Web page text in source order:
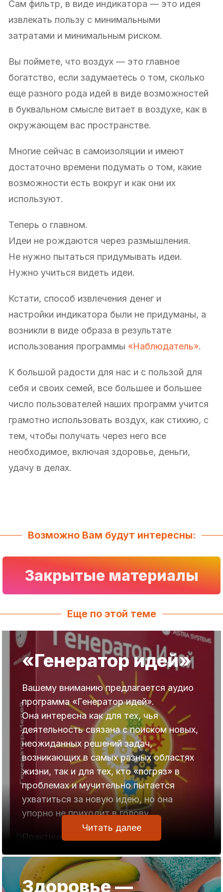
Сам фильтр, в виде индикатора — это идея
извлекать пользу с минимальными
затратами и минимальным риском.
Вы поймете, что воздух — это главное
богатство, если задумаетесь о том, сколько
еще разного рода идей в виде возможностей
в буквальном смысле витает в воздухе, как в
окружающем вас пространстве.
Многие сейчас в самоизоляции и имеют
достаточно времени подумать о том, какие
возможности есть вокруг и как они их
используют.
Теперь о главном.
Идеи не рождаются через размышления.
Не нужно пытаться придумывать идеи.
Нужно учиться видеть идеи.
Кстати, способ извлечения денег и
настройки индикатора были не придуманы, а
возникли в виде образа в результате
использования программы «Наблюдатель».
К большой радости для нас и с пользой для
себя и своих семей, все большее и большее
число пользователей наших программ учится
грамотно использовать воздух, как стихию, с
тем, чтобы получать через него все
необходимое, включая здоровье, деньги,
удачу в делах.
Возможно Вам будут интересны:
Закрытые материалы
Еще по этой теме
«Генератор идей»
Вашему вниманию предлагается аудио
программа «Генератор идей».
Она интересна как для тех, чья
деятельность связана с поиском новых,
неожиданных решений задач,
возникающих в самых разных областях
жизни, так и для тех, кто «погряз» в
проблемах и мучительно пытается
ухватиться за новую идею, но она
упорно не приходит в голову.
Практически каждый человек
ситуациями, когда требовалось найти
какое-то решение задаче или проблеме,
Читать далее
Здоровье —